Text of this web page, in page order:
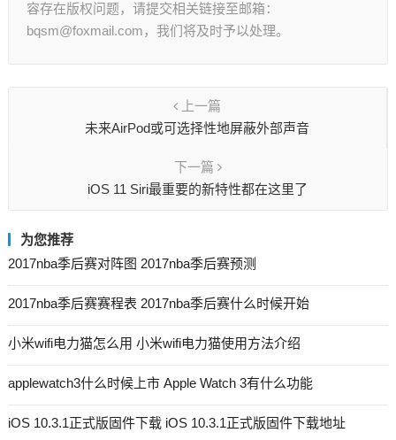
容存在版权问题，请提交相关链接至邮箱：
bqsm@foxmail.com，我们将及时予以处理。
上一篇
未来AirPod或可选择性地屏蔽外部声音
下一篇
iOS 11 Siri最重要的新特性都在这里了
为您推荐
2017nba季后赛对阵图 2017nba季后赛预测
2017nba季后赛赛程表 2017nba季后赛什么时候开始
小米wifi电力猫怎么用 小米wifi电力猫使用方法介绍
applewatch3什么时候上市 Apple Watch 3有什么功能
iOS 10.3.1正式版固件下载 iOS 10.3.1正式版固件下载地址